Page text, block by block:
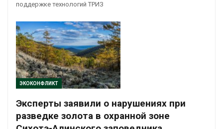
поддержке технологий ТРИЗ
ЭКОКОНФЛИКТ
Эксперты заявили о нарушениях при
разведке золота в охранной зоне